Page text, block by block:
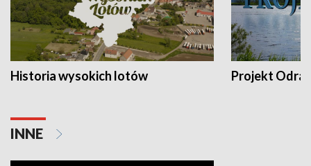
Historia wysokich lotów Projekt Odra
INNE